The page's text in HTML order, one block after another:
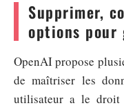
Supprimer,
options pour
OpenAI propose
de maîtriser les
utilisateur a le droit